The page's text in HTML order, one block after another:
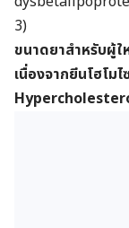
3)
ขนาดยาสำหรับผู้ใ
เนื่องจากยีนโฮโม